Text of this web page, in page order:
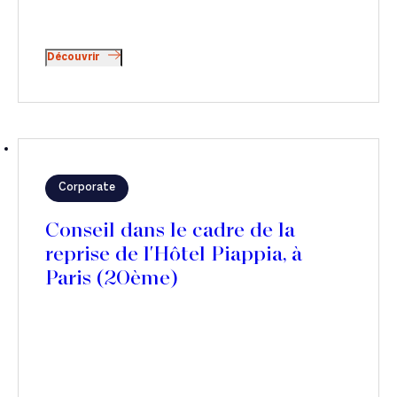
Découvrir
Corporate
Conseil dans le cadre de la
reprise de l'Hôtel Piappia, à
Paris (20ème)